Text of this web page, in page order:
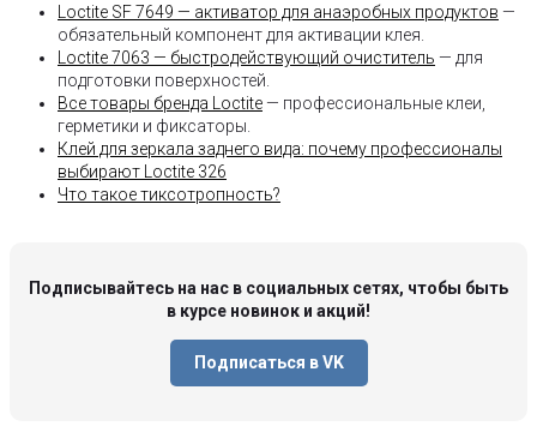
Loctite SF 7649 — активатор для анаэробных продуктов —
обязательный компонент для активации клея.
Loctite 7063 — быстродействующий очиститель — для
подготовки поверхностей.
Все товары бренда Loctite— профессиональные клеи,
герметики и фиксаторы.
Клей для зеркала заднего вида: почему профессионалы
выбирают Loctite 326
Что такое тиксотропность?
Подписывайтесь на нас в социальных сетях, чтобы быть
в курсе новинок и акций!
Подписаться в VK